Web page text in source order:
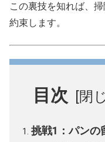
この裏技を知れば、
約束します。
目次
挑戦1：パンの